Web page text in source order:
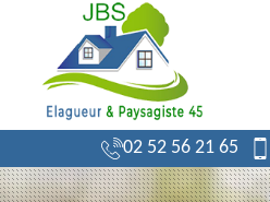
02 52 56 21 65